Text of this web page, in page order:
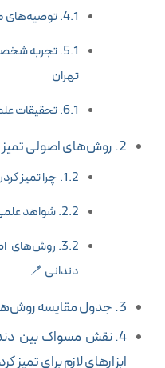
توصیه‌های
تجربه
تهران
تحقیقات
روش‌های اصولی تمیز
چرا تمیز
شواهد
روش‌های
دندانی 🪥
جدول مقایسه
نقش مسواک بین
ابزارهای لازم برای تمیز